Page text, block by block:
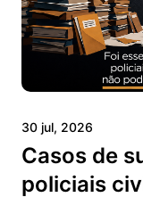
30 jul, 2026
Casos de
policiais